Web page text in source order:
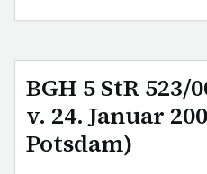
BGH 5 StR 523/
v. 24. Januar
Potsdam)